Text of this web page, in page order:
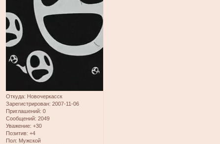
Откуда: Новочеркасск
Зарегистрирован: 2007-11-06
Приглашений: 0
Сообщений: 2049
Уважение: +30
Позитив: +4
Пол: Мужской